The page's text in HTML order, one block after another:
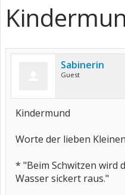
Sabinerin
Guest
Kindermund
Worte der lieben
* "Beim Schwitzen wird
Wasser sickert raus."